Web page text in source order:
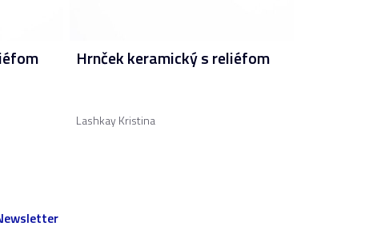
Hrnček keramický s reliéfom
Lashkay Kristina